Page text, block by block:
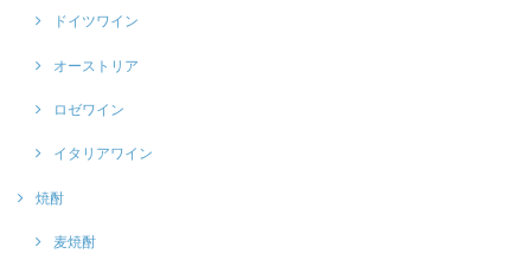
ドイツワイン
オーストリア
ロゼワイン
イタリアワイン
焼酎
麦焼酎